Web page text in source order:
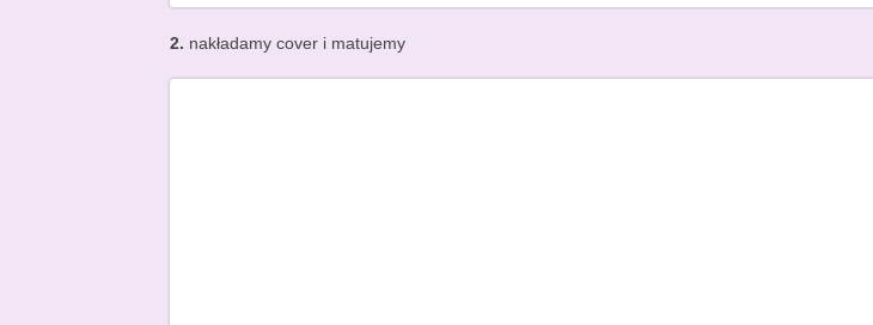
2. nakładamy cover i matujemy